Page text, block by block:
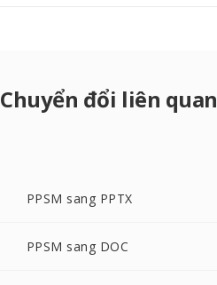
Chuyển đổi liên quan
PPSM sang PPTX
PPSM sang DOC